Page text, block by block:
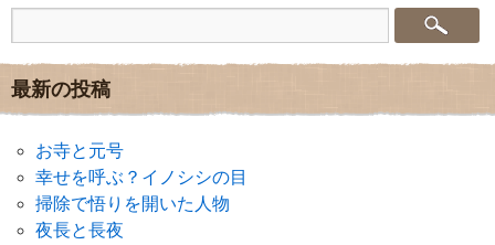
最新の投稿
お寺と元号
幸せを呼ぶ？イノシシの目
掃除で悟りを開いた人物
夜長と長夜